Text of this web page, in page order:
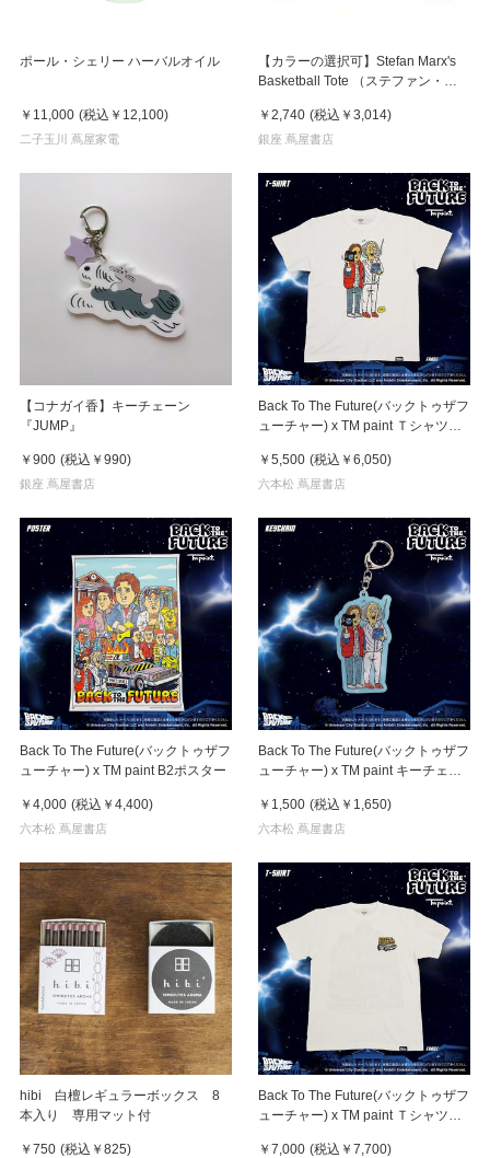
ポール・シェリー ハーバルオイル
￥11,000 (税込 ￥12,100)
二子玉川 蔦屋家電
【カラーの選択可】Stefan Marx's
Basketball Tote （ステファン・マ
￥2,740 (税込 ￥3,014)
銀座 蔦屋書店
【コナガイ香】キーチェーン
『JUMP』
￥900 (税込 ￥990)
銀座 蔦屋書店
Back To The Future(バックトゥザフ
ューチャー) x TM paint Ｔシャツ
￥5,500 (税込 ￥6,050)
六本松 蔦屋書店
Back To The Future(バックトゥザフ
ューチャー) x TM paint B2ポスター
￥4,000 (税込 ￥4,400)
六本松 蔦屋書店
Back To The Future(バックトゥザフ
ューチャー) x TM paint キーチェー
￥1,500 (税込 ￥1,650)
六本松 蔦屋書店
hibi 白檀レギュラーボックス 8
本入り 専用マット付
￥750 (税込 ￥825)
Back To The Future(バックトゥザフ
ューチャー) x TM paint Ｔシャツ
￥7,000 (税込 ￥7,700)